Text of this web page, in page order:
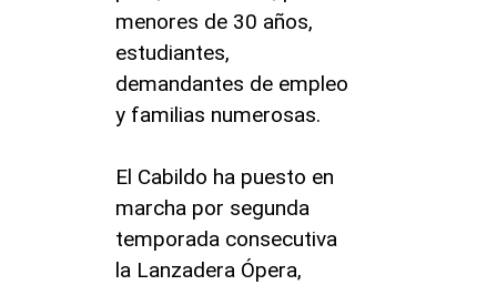
menores de 30 años,
estudiantes,
demandantes de empleo
y familias numerosas.
El Cabildo ha puesto en
marcha por segunda
temporada consecutiva
la Lanzadera Ópera,